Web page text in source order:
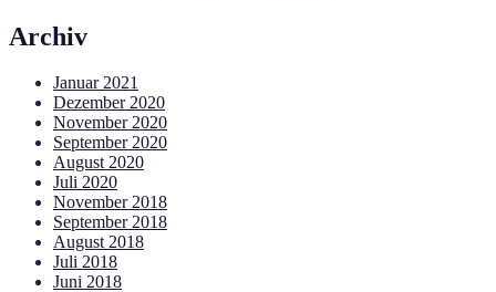
Archiv
Januar 2021
Dezember 2020
November 2020
September 2020
August 2020
Juli 2020
November 2018
September 2018
August 2018
Juli 2018
Juni 2018